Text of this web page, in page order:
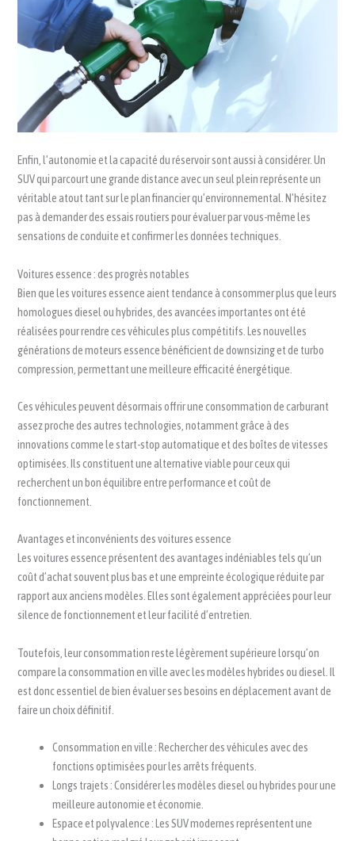
Enfin, l’autonomie et la capacité du réservoir sont aussi à considérer. Un
SUV qui parcourt une grande distance avec un seul plein représente un
véritable atout tant sur le plan financier qu’environnemental. N’hésitez
pas à demander des essais routiers pour évaluer par vous-même les
sensations de conduite et confirmer les données techniques.
Voitures essence : des progrès notables
Bien que les voitures essence aient tendance à consommer plus que leurs
homologues diesel ou hybrides, des avancées importantes ont été
réalisées pour rendre ces véhicules plus compétitifs. Les nouvelles
générations de moteurs essence bénéficient de downsizing et de turbo
compression, permettant une meilleure efficacité énergétique.
Ces véhicules peuvent désormais offrir une consommation de carburant
assez proche des autres technologies, notamment grâce à des
innovations comme le start-stop automatique et des boîtes de vitesses
optimisées. Ils constituent une alternative viable pour ceux qui
recherchent un bon équilibre entre performance et coût de
fonctionnement.
Avantages et inconvénients des voitures essence
Les voitures essence présentent des avantages indéniables tels qu’un
coût d’achat souvent plus bas et une empreinte écologique réduite par
rapport aux anciens modèles. Elles sont également appréciées pour leur
silence de fonctionnement et leur facilité d’entretien.
Toutefois, leur consommation reste légèrement supérieure lorsqu’on
compare la consommation en ville avec les modèles hybrides ou diesel. Il
est donc essentiel de bien évaluer ses besoins en déplacement avant de
faire un choix définitif.
Consommation en ville : Rechercher des véhicules avec des
fonctions optimisées pour les arrêts fréquents.
Longs trajets : Considérer les modèles diesel ou hybrides pour une
meilleure autonomie et économie.
Espace et polyvalence : Les SUV modernes représentent une